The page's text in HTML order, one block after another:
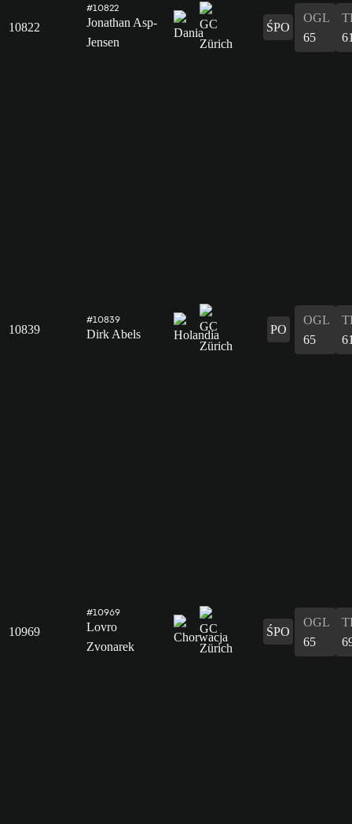
10822
#10822
Jonathan Asp-
Jensen
ŚPO
OGL
65
10839
#10839
Dirk Abels PO
OGL
65
10969
#10969
Lovro
Zvonarek
ŚPO
OGL
65